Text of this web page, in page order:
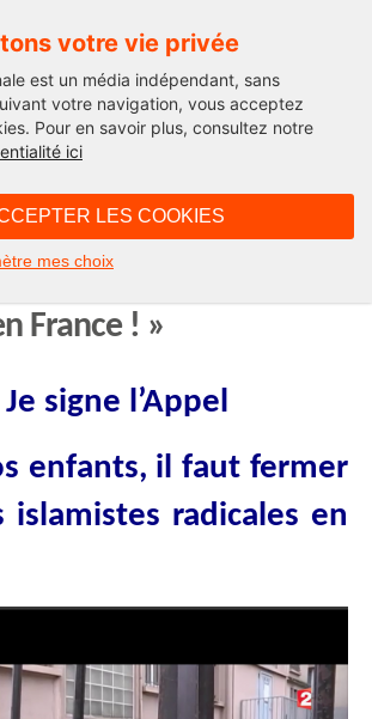
votre vie privée
est un média indépendant, sans
votre navigation, vous acceptez
Pour en savoir plus, consultez notre
ici
LES COOKIES
mes choix« Pour nos enfants,
France ! »
Je signe l’Appel
enfants, il faut fermer
islamistes radicales en